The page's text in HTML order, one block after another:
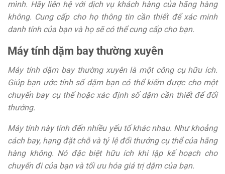
mình. Hãy liên hệ với dịch vụ khách hàng của hãng hàng
không. Cung cấp cho họ thông tin cần thiết để xác minh
danh tính của bạn và họ sẽ có thể cung cấp cho bạn.
Máy tính dặm bay thường xuyên
Máy tính dặm bay thường xuyên là một công cụ hữu ích.
Giúp bạn ước tính số dặm bạn có thể kiếm được cho một
chuyến bay cụ thể hoặc xác định số dặm cần thiết để đổi
thưởng.
Máy tính này tính đến nhiều yếu tố khác nhau. Như khoảng
cách bay, hạng đặt chỗ và tỷ lệ đổi thưởng cụ thể của hãng
hàng không. Nó đặc biệt hữu ích khi lập kế hoạch cho
chuyến đi của bạn và tối ưu hóa giá trị dặm của bạn.